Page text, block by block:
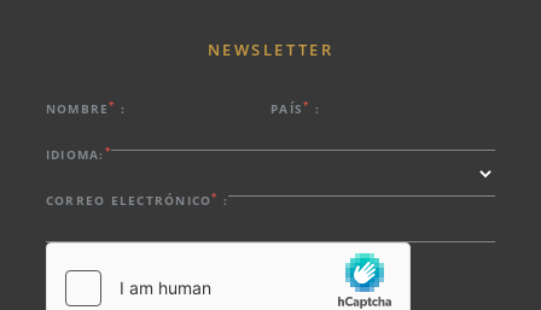
NOMBRE* : PAÍS* :
IDIOMA: *
CORREO ELECTRÓNICO* :
NEWSLETTER